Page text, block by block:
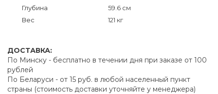
Глубина
59.6 см
Вес
121 кг
ДОСТАВКА:
По Минску - бесплатно в течении дня при заказе от 100
рублей
По Беларуси - от 15 руб. в любой населенный пункт
страны (стоимость доставки уточняйте у менеджера)